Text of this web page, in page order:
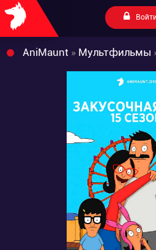
Войти
AniMaunt » Мультфильмы